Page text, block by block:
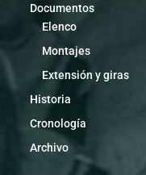
Documentos
Elenco
Montajes
Extensión y giras
Historia
Cronología
Archivo